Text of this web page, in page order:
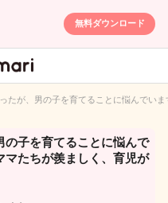
無料ダウンロード
QA
たが、男の子を育てることに悩んでい
の子を育てることに悩んで
マたちが羨ましく、育児が